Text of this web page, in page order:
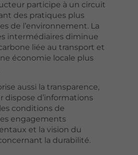
participe à un circuit
des pratiques plus
de l’environnement. La
intermédiaires diminue
liée au transport et
économie locale plus
aussi la transparence,
dispose d’informations
conditions de
engagements
et la vision du
la durabilité.